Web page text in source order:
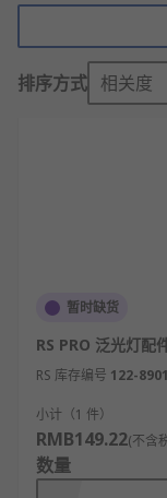
壁上。某些泛光灯
器）也可提供旋转
泛光灯附件
泛光灯通常适用
测到移动时开启
最常见的泛
装泛光灯。
开关和运动
闭。
排序方式 相关度
暂时缺货
RS PRO 泛光灯配
RS 库存编号 122-8901
小计（1 件）
RMB149.22(不含
数量